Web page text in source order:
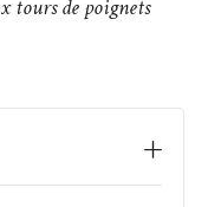
tours de poignets